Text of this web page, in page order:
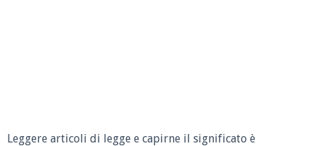
Leggere articoli di legge e capirne il significato è